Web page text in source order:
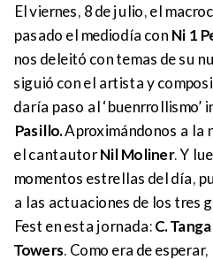
El viernes, 8 de julio, el
pasado el mediodía con Ni 1
nos deleitó con temas de su
siguió con el artista y
daría paso al ‘buenrrollismo’
Pasillo.Aproximándonos a la
el cantautorNil Moliner. Y
momentos estrellas del día,
a las actuaciones de los tres
Fest en esta jornada:C.
Towers. Como era de